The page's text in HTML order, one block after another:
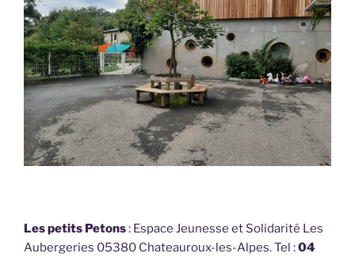
Les petits Petons: Espace Jeunesse et Solidarité Les
Aubergeries 05380 Chateauroux-les-Alpes. Tel :04